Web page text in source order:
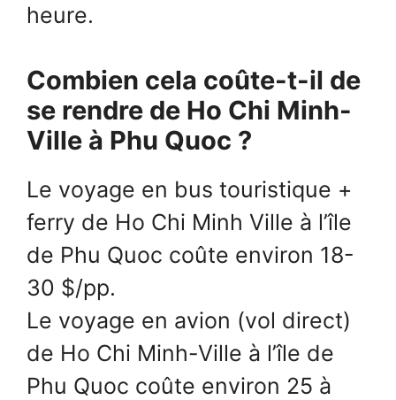
heure.
Combien cela coûte-t-il de
se rendre de Ho Chi Minh-
Ville à Phu Quoc ?
Le voyage en bus touristique +
ferry de Ho Chi Minh Ville à l’île
de Phu Quoc coûte environ 18-
30 $/pp.
Le voyage en avion (vol direct)
de Ho Chi Minh-Ville à l’île de
Phu Quoc coûte environ 25 à